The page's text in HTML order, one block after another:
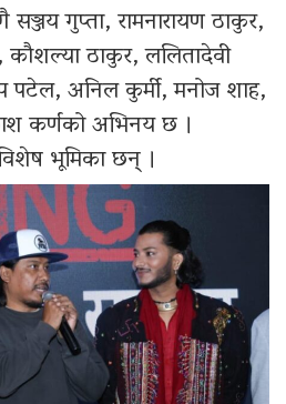
सञ्जय गुप्ता, रामनारायण ठाकुर,
कौशल्या ठाकुर, ललितादेवी
पटेल, अनिल कुर्मी, मनोज शाह,
कर्णको अभिनय छ ।
भूमिका छन् ।